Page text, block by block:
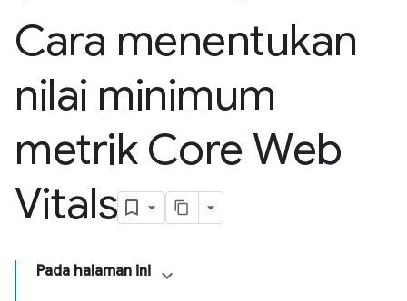
Cara menentukan
nilai minimum
metrik Core Web
Vitals
Pada halaman ini